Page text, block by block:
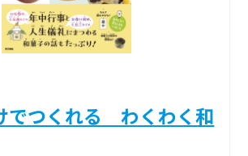
でつくれる わくわく和